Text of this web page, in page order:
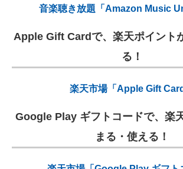
音楽聴き放題「Amazon Music
Apple Gift Cardで、楽天ポイント
る！
楽天市場「Apple Gift Card
Google Play ギフトコードで、楽
まる・使える！